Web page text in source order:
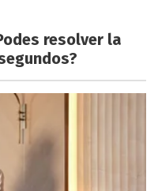
resolver la